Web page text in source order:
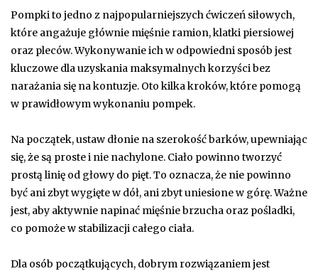
Pompki to jedno z najpopularniejszych ćwiczeń siłowych,
które angażuje głównie mięśnie ramion, klatki piersiowej
oraz pleców. Wykonywanie ich w odpowiedni sposób jest
kluczowe dla uzyskania maksymalnych korzyści bez
narażania się na kontuzje. Oto kilka kroków, które pomogą
w prawidłowym wykonaniu pompek.
Na początek, ustaw dłonie na szerokość barków, upewniając
się, że są proste i nie nachylone. Ciało powinno tworzyć
prostą linię od głowy do pięt. To oznacza, że nie powinno
być ani zbyt wygięte w dół, ani zbyt uniesione w górę. Ważne
jest, aby aktywnie napinać mięśnie brzucha oraz pośladki,
co pomoże w stabilizacji całego ciała.
Dla osób początkujących, dobrym rozwiązaniem jest